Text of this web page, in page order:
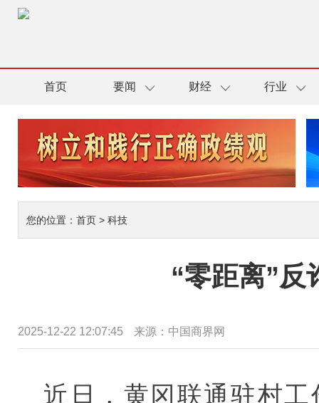
首页 要闻 财经 行业
您的位置： 首页 > 科技
“零距离”反
2025-12-22 12:07:45 来源：中国商界网
近日，黄冈联通驻村